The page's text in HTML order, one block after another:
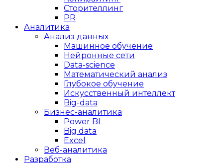
Сторителлинг
PR
Аналитика
Анализ данных
Машинное обучение
Нейронные сети
Data-science
Математический анализ
Глубокое обучение
Искусственный интеллект
Big-data
Бизнес-аналитика
Power BI
Big data
Excel
Веб-аналитика
Разработка